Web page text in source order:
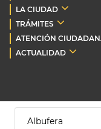
LA CIUDAD
TRÁMITES
ATENCIÓN
ACTUALIDAD
Albufera